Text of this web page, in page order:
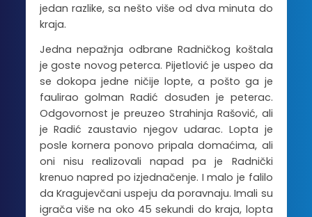
jedan razlike, sa nešto više od dva minuta do
kraja.
Jedna nepažnja odbrane Radničkog koštala
je goste novog peterca. Pijetlović je uspeo da
se dokopa jedne ničije lopte, a pošto ga je
faulirao golman Radić dosuđen je peterac.
Odgovornost je preuzeo Strahinja Rašović, ali
je Radić zaustavio njegov udarac. Lopta je
posle kornera ponovo pripala domaćima, ali
oni nisu realizovali napad pa je Radnički
krenuo napred po izjednačenje. I malo je falilo
da Kragujevčani uspeju da poravnaju. Imali su
igrača više na oko 45 sekundi do kraja, lopta